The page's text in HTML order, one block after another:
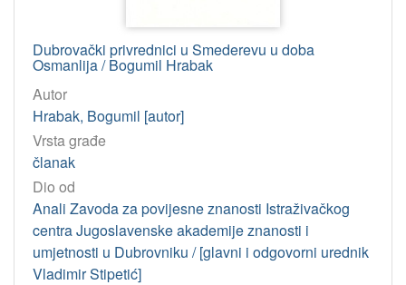
Dubrovački privrednici u Smederevu u doba
Osmanlija / Bogumil Hrabak
Autor
Hrabak, Bogumil [autor]
Vrsta građe
članak
Dio od
Anali Zavoda za povijesne znanosti Istraživačkog
centra Jugoslavenske akademije znanosti i
umjetnosti u Dubrovniku / [glavni i odgovorni urednik
Vladimir Stipetić]